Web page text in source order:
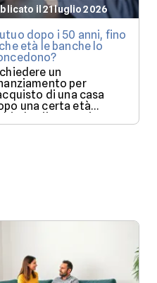
il 21 luglio 2026
dopo i 50 anni, fino
età le banche lo
un
per
di una casa
una certa età
più attenzione:
i fattori che fanno la